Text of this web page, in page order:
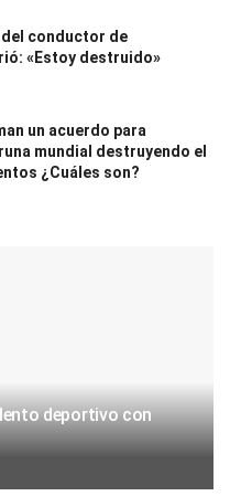
conductor de
«Estoy destruido»
un acuerdo para
mundial destruyendo el
¿Cuáles son?
deportivo con